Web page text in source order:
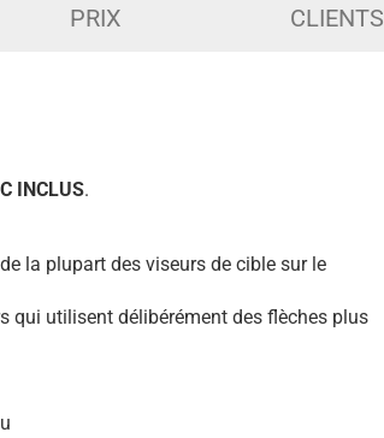
PRIX
CLIENTS
INCLUS.
la plupart des viseurs de cible sur le
qui utilisent délibérément des flèches plus